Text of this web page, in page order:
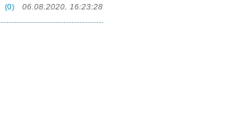
(0) 06.08.2020, 16:23:28